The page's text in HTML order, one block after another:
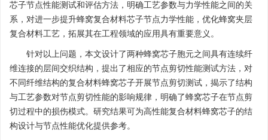
芯子节点性能测试和评估方法，明确工艺参数与力学性能之间的关
系，对进一步提升蜂窝复合材料芯子节点力学性能，优化蜂窝夹层
复合材料工艺，拓展其在工程领域的应用具有重要意义。
针对以上问题，本文设计了两种蜂窝芯子胞元之间具有连续纤
维连接的层间交织结构，提出了相应的节点剪切性能测试方法，对
不同纤维结构的复合材料蜂窝芯子开展节点剪切测试，揭示了结构
与工艺参数对节点剪切性能的影响规律，明确了蜂窝芯子在节点剪
切过程中的损伤模式。研究结果可为高性能复合材料蜂窝芯子的结
构设计与节点性能优化提供参考。